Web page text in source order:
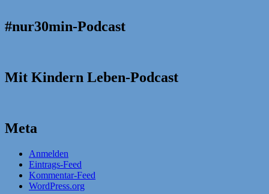
#nur30min-Podcast
Mit Kindern Leben-Podcast
Meta
Anmelden
Eintrags-Feed
Kommentar-Feed
WordPress.org